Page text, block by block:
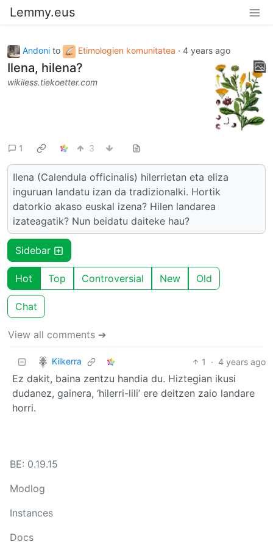
Lemmy.eus
Andoni to Etimologien komunitatea · 4 years ago
Ilena, hilena?
wikiless.tiekoetter.com
1 3
Ilena (Calendula officinalis) hilerrietan eta eliza
inguruan landatu izan da tradizionalki. Hortik
datorkio akaso euskal izena? Hilen landarea
izateagatik? Nun beidatu daiteke hau?
Sidebar
Hot Top Controversial New Old
Chat
View all comments ➔
Kilkerra 1 · 4 years ago
Ez dakit, baina zentzu handia du. Hiztegian ikusi
dudanez, gainera, ‘hilerri-lili’ ere deitzen zaio landare
horri.
BE: 0.19.15
Modlog
Instances
Docs